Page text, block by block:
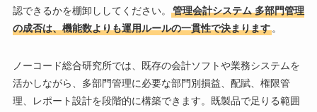
認できるかを棚卸ししてください。
管理会計システム 多部門管理
の成否は、機能数よりも運用ルールの一貫性で決まります。
ノーコード総合研究所では、既存の会計ソフトや業務システムを
活かしながら、多部門管理に必要な部門別損益、配賦、権限管
理、レポート設計を段階的に構築できます。既製品で足りる範囲